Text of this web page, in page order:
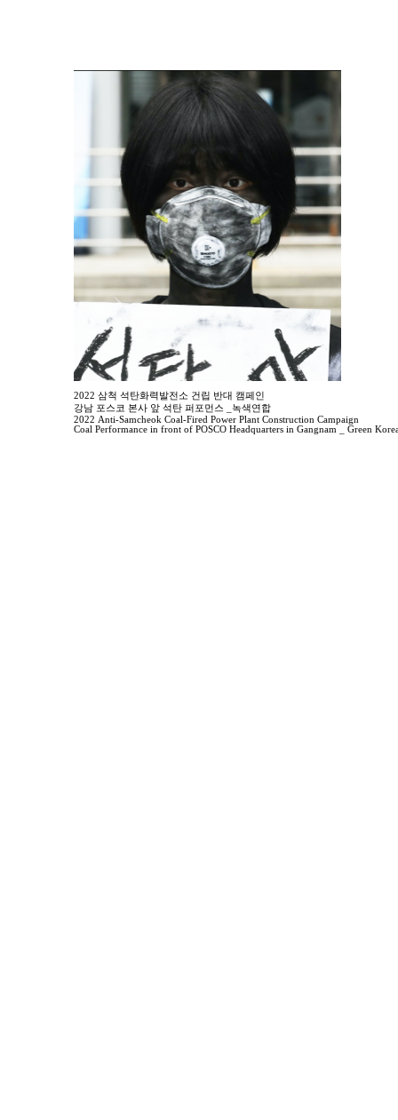
2022 삼척 석탄화력발전소 건립 반대 캠페인
강남 포스코 본사 앞 석탄 퍼포먼스 _녹색연합
2022 Anti-Samcheok Coal-Fired Power Plant Construction Campaign
Coal Performance in front of POSCO Headquarters in Gangnam _ Green